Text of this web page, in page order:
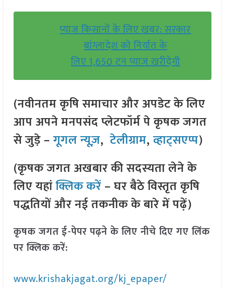
प्याज किसानों के लिए खबर: सरकार
बांग्लादेश को निर्यात के
लिए 1,650 टन प्याज खरीदेगी
(नवीनतम कृषि समाचार और अपडेट के लिए
आप अपने मनपसंद प्लेटफॉर्म पे कृषक जगत
से जुड़े –गूगल न्यूज़,टेलीग्राम,व्हाट्सएप्प)
(कृषक जगत अखबार की सदस्यता लेने के
लिए यहांक्लिक करें– घर बैठे विस्तृत कृषि
पद्धतियों और नई तकनीक के बारे में पढ़ें)
कृषक जगत ई-पेपर पढ़ने के लिए नीचे दिए गए लिंक
पर क्लिक करें:
www.krishakjagat.org/kj_epaper/